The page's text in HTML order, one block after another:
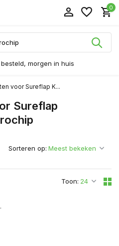
0
morgen in huis
voor Sureflap K...
Sureflap
Toon:
Sorteren op: